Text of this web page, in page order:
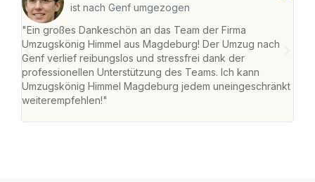
ist nach Genf umgezogen
"Ein großes Dankeschön an das Team der Firma
Umzugskönig Himmel aus Magdeburg! Der Umzug nach
Genf verlief reibungslos und stressfrei dank der
professionellen Unterstützung des Teams. Ich kann
Umzugskönig Himmel Magdeburg jedem uneingeschränkt
weiterempfehlen!"